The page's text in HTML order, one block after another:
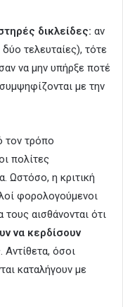
δικλείδες: αν
τελευταίες), τότε
να μην υπήρξε ποτέ
με την
τον τρόπο
πολίτες
Ωστόσο, η κριτική
φορολογούμενοι
αισθάνονται ότι
να κερδίσουν
Αντίθετα, όσοι
καταλήγουν με